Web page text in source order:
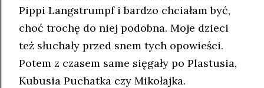
Pippi Langstrumpf i bardzo chciałam być,
choć trochę do niej podobna. Moje dzieci
też słuchały przed snem tych opowieści.
Potem z czasem same sięgały po Plastusia,
Kubusia Puchatka czy Mikołajka.